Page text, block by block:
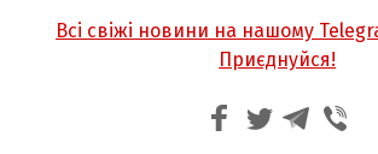
Всі свіжі новини на нашому
Приєднуйся!